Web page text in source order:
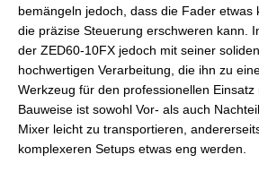
bemängeln jedoch, dass die Fader etwas
die präzise Steuerung erschweren kann.
der ZED60-10FX jedoch mit seiner
hochwertigen Verarbeitung, die ihn zu
Werkzeug für den professionellen
Bauweise ist sowohl Vor- als auch
Mixer leicht zu transportieren,
komplexeren Setups etwas eng werden.